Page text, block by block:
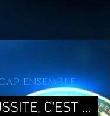
ensemble
VOTRE REUSSITE, C'EST MA REUSSITE !